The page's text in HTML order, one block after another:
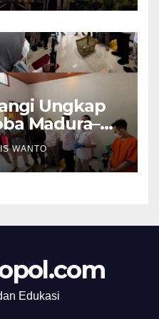
Ungkap
Madura–
WANTO
Edukasi